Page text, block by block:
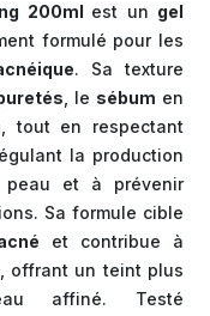
200ml est un gel
formulé pour les
. Sa texture
, le sébum en
tout en respectant
la production
et à prévenir
Sa formule cible
et contribue à
, offrant un teint plus
affiné. Testé